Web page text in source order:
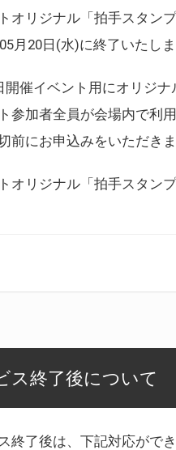
オリジナル「拍手スタン
月20日(水)に終了いたしま
開催イベント用にオリジ
参加者全員が会場内で利
前にお申込みをいただき
オリジナル「拍手スタン
ス終了後について
終了後は、下記対応ができ